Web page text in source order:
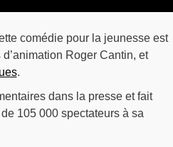
comédie pour la jeunesse est
Roger Cantin, et
.
dans la presse et fait
105 000 spectateurs à sa